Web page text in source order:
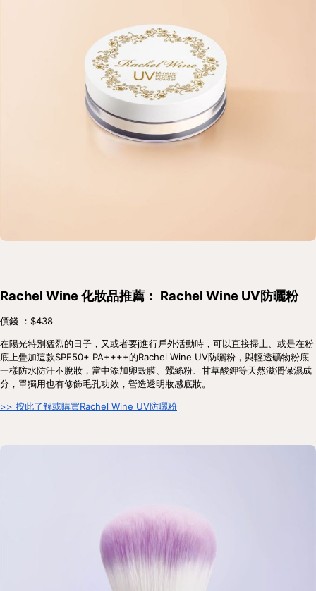
Rachel Wine 化妝品推薦： Rachel Wine UV防曬粉
價錢 ：$438
在陽光特別猛烈的日子，又或者要j進行戶外活動時，可以直接掃上、或是在粉
底上疊加這款SPF50+ PA++++的Rachel Wine UV防曬粉，與輕透礦物粉底
一樣防水防汗不脫妝，當中添加卵殼膜、蠶絲粉、甘草酸鉀等天然滋潤保濕成
分，單獨用也有修飾毛孔功效，營造透明妝感底妝。
>> 按此了解或購買Rachel Wine UV防曬粉